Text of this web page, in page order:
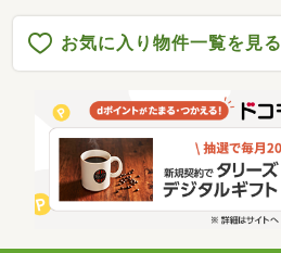
お気に入り物件一覧を見る